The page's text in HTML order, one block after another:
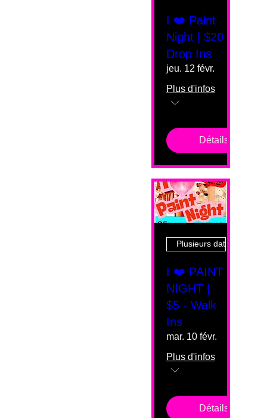
I ❤️ Paint
Night | $20
Drop Ins
jeu. 12 févr.
Plus d'infos
Détails
Plusieurs dates
I ❤️ PAINT
NIGHT |
$5 - Walk
Ins
mar. 10 févr.
Plus d'infos
Détails